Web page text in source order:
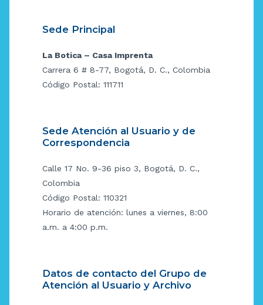
Sede Principal
La Botica – Casa Imprenta
Carrera 6 # 8-77, Bogotá, D. C., Colombia
Código Postal: 111711
Sede Atención al Usuario y de
Correspondencia
Calle 17 No. 9-36 piso 3, Bogotá, D. C.,
Colombia
Código Postal: 110321
Horario de atención: lunes a viernes, 8:00
a.m. a 4:00 p.m.
Datos de contacto del Grupo de
Atención al Usuario y Archivo